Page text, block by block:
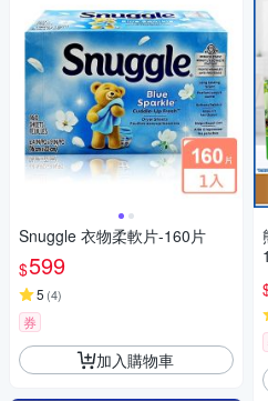
Snuggle 衣物柔軟片-160片
$599
5 (4)
券
加入購物車